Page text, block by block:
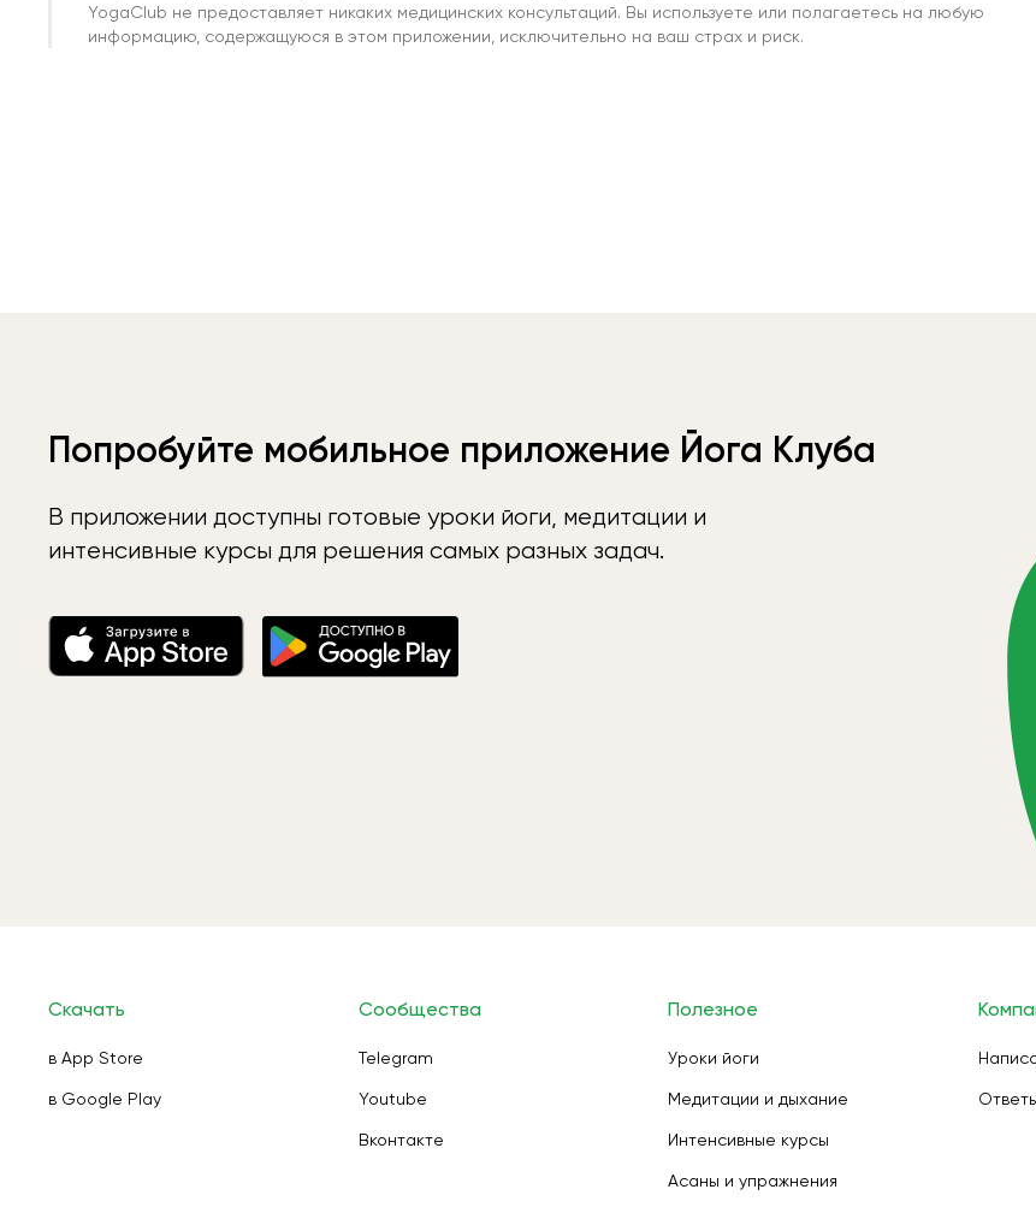
YogaClub не предоставляет никаких медицинских консультаций. Вы используете или полагаетесь на любую
информацию, содержащуюся в этом приложении, исключительно на ваш страх и риск.
Попробуйте мобильное приложение Йога Клуба
В приложении доступны готовые уроки йоги, медитации и
интенсивные курсы для решения самых разных задач.
Скачать
в App Store
в Google Play
Сообщества
Telegram
Youtube
Вконтакте
Полезное
Уроки йоги
Медитации и дыхание
Интенсивные курсы
Асаны и упражнения